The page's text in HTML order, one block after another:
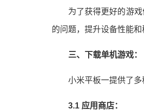
为了获得更好的游
的问题，提升设备性能和
三、下载单机游戏：
小米平板一提供了
3.1 应用商店：